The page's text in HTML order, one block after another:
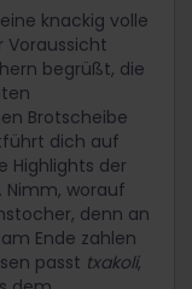
knackig volle
Voraussicht
begrüßt, die
Brotscheibe
dich auf
Highlights der
Nimm, worauf
denn an
Ende zahlen
passt txakoli,